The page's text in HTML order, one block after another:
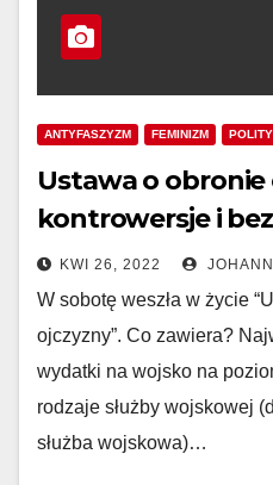
ANTYFASZYZM FEMINIZM
Ustawa o obronie
kontrowersje i
KWI 26, 2022
W sobotę weszła w życie
ojczyzny”. Co zawiera?
wydatki na wojsko na
rodzaje służby wojskowej
służba wojskowa)…